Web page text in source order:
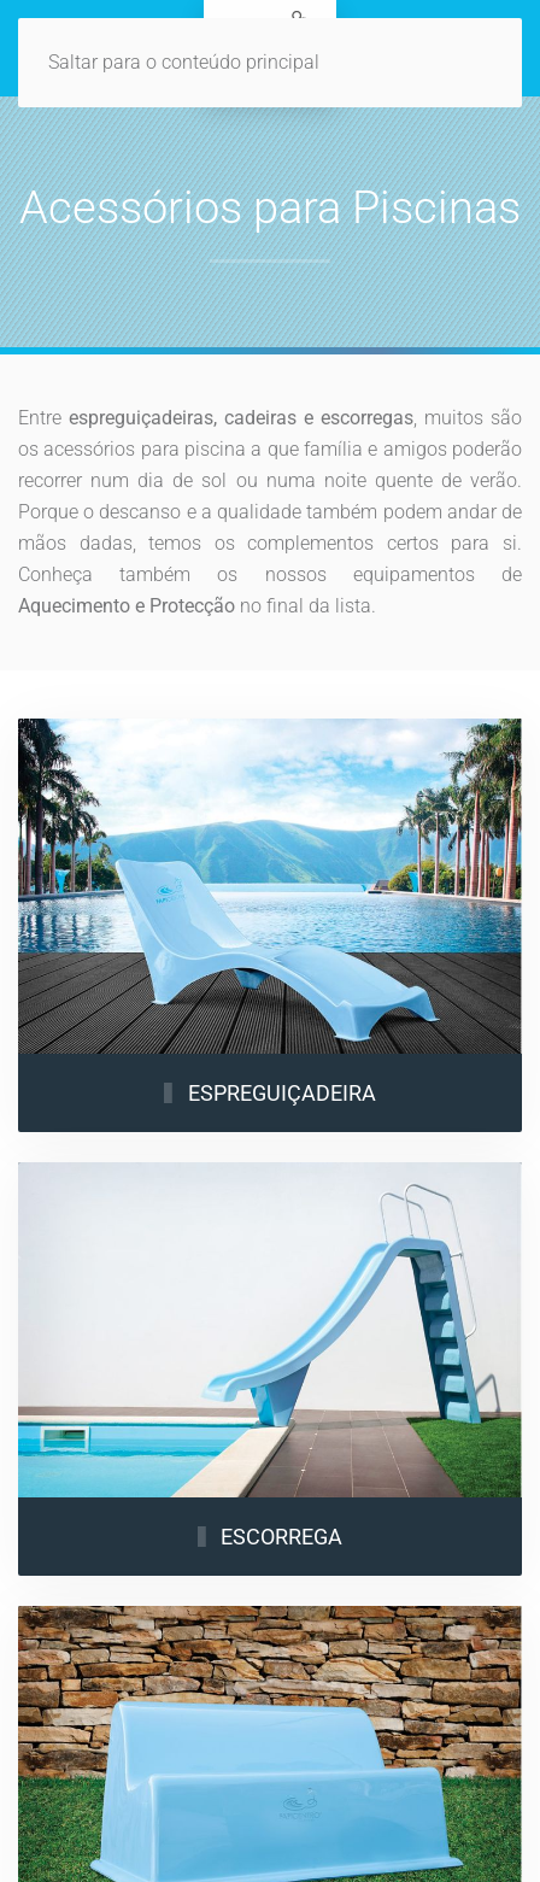
Saltar para o conteúdo principal
Acessórios para Piscinas
Entre espreguiçadeiras, cadeiras e escorregas, muitos são
os acessórios para piscina a que família e amigos poderão
recorrer num dia de sol ou numa noite quente de verão.
Porque o descanso e a qualidade também podem andar de
mãos dadas, temos os complementos certos para si.
Conheça também os nossos equipamentos de
Aquecimento e Protecção no final da lista.
ESPREGUIÇADEIRA
ESCORREGA